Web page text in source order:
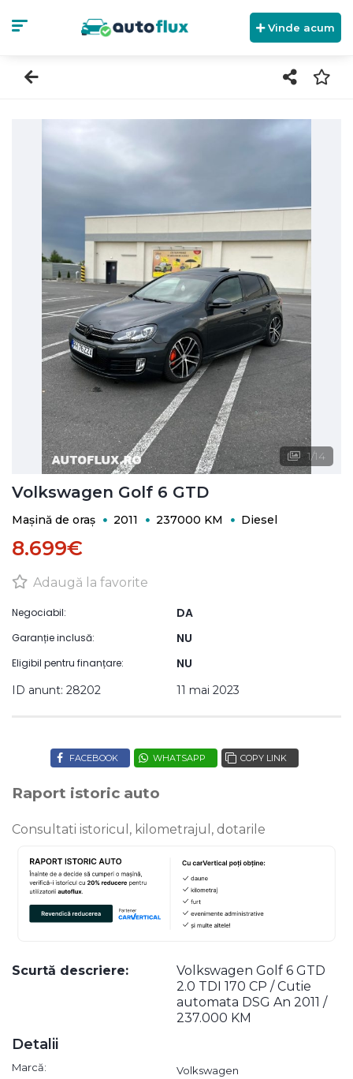
Vinde acum
1/14
Volkswagen Golf 6 GTD
Mașină de oraș 2011 237000 KM Diesel
8.699€
Adaugă la favorite
Negociabil: DA
Garanție inclusă: NU
Eligibil pentru finanțare: NU
ID anunt: 28202 11 mai 2023
FACEBOOK WHATSAPP COPY LINK
Raport istoric auto
Consultati istoricul, kilometrajul, dotarile
Scurtă descriere:
Volkswagen Golf 6 GTD
2.0 TDI 170 CP / Cutie
automata DSG An 2011 /
237.000 KM
Detalii
Marcă:
Volkswagen